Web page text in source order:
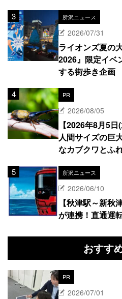
所沢ニュース
2026/07/31
ライオンズ夏の
2026』限定イベ
する街歩き企画
PR
2026/08/05
【2026年8月5
人間サイズの巨
なカブクワとふ
所沢ニュース
2026/06/10
【秋津駅～新
が連携！直通運
おすす
PR
2026/07/01